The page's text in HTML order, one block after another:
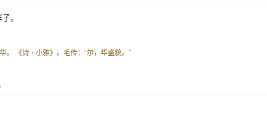
。
。 《诗 · 小雅》。毛传：“尔，华盛貌。”